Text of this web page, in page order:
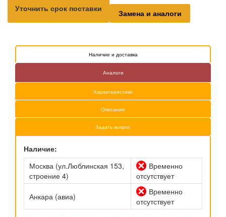
Уточнить срок поставки Замена и аналоги
Наличие и доставка
Аналоги
Характеристики
Описание
Задать вопрос
Наличие:
Москва (ул.Люблинская 153,
строение 4)
Временно
отсутствует
Анкара (авиа)
Временно
отсутствует